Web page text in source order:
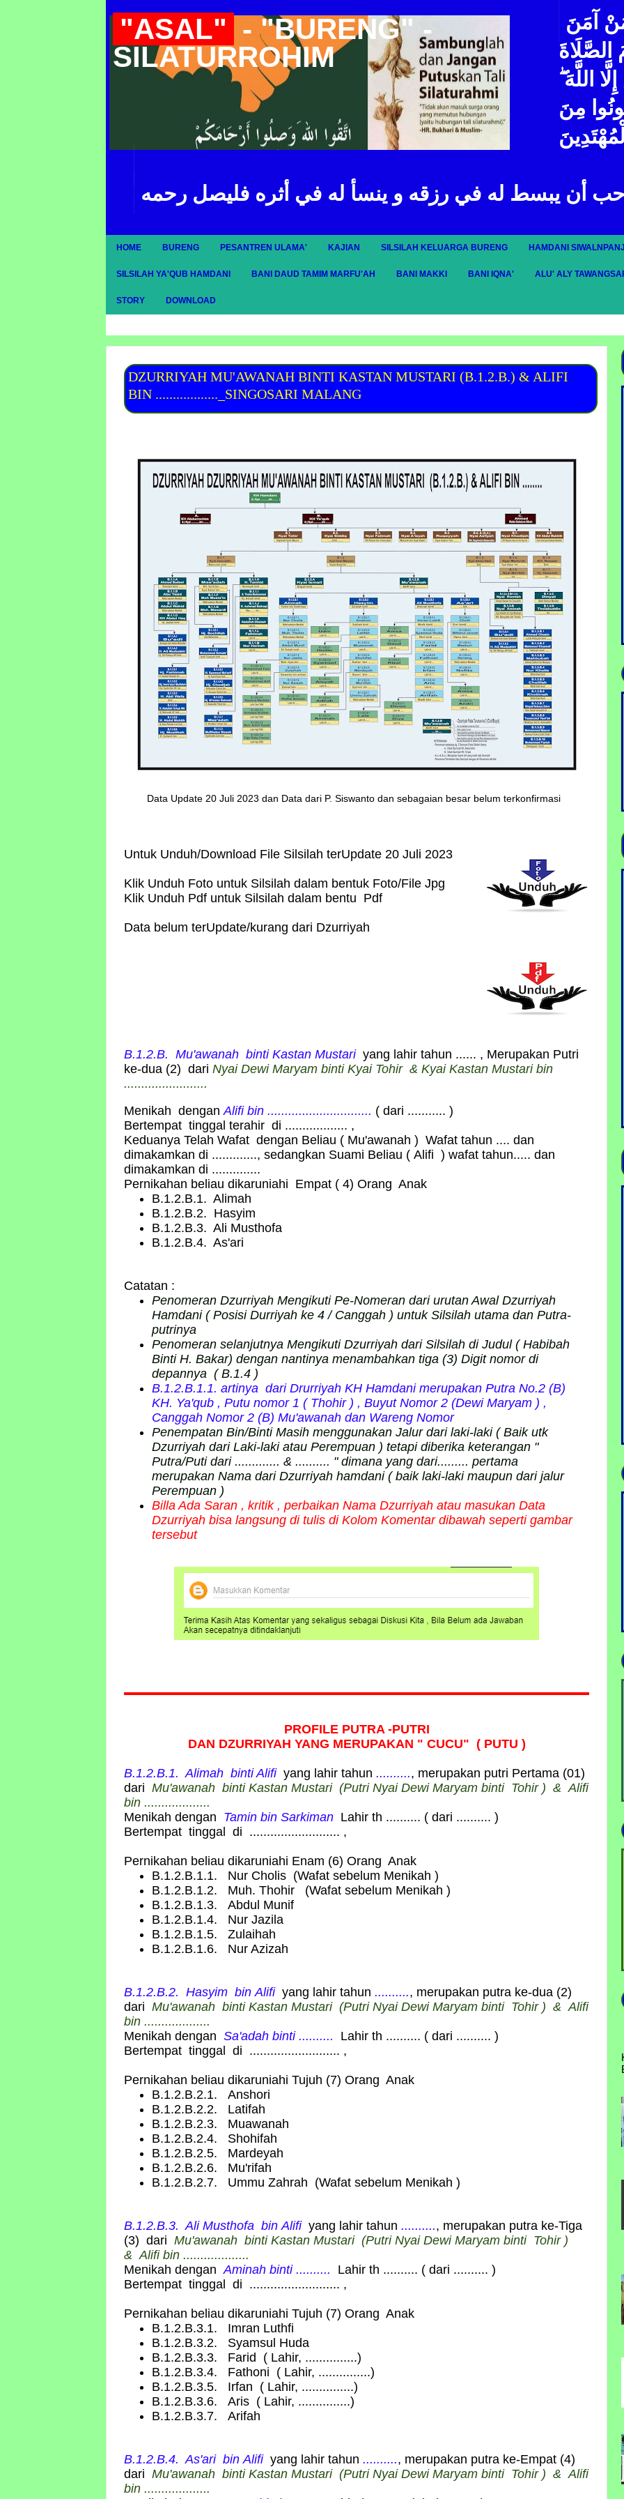
"ASAL" - "BURENG" -
SILATURROHIM
آمَنَ
الصَّلَاةَ
اللَّهَ
مِنَ
أن يبسط له في رزقه و ينسأ له في أثره فليصل رحمه
HOME BURENG PESANTREN ULAMA' KAJIAN SILSILAH KELUARGA BURENG HAMDANI SIWALNPANJI
SILSILAH YA'QUB HAMDANI BANI DAUD TAMIM MARFU'AH BANI MAKKI BANI IQNA' ALU' ALY
STORY DOWNLOAD
DZURRIYAH MU'AWANAH BINTI KASTAN MUSTARI (B.1.2.B.) & ALIFI
BIN .................._SINGOSARI MALANG
Data Update 20 Juli 2023 dan Data dari P. Siswanto dan sebagaian besar belum terkonfirmasi
Untuk Unduh/Download File Silsilah terUpdate 20 Juli 2023
Klik Unduh Foto untuk Silsilah dalam bentuk Foto/File Jpg
Klik Unduh Pdf untuk Silsilah dalam bentu Pdf
Data belum terUpdate/kurang dari Dzurriyah
B.1.2.B. Mu'awanah binti Kastan Mustari yang lahir tahun ...... , Merupakan Putri
ke-dua (2) dari Nyai Dewi Maryam binti Kyai Tohir & Kyai Kastan Mustari bin
........................
Menikah denganAlifi bin .............................. ( dari ........... )
Bertempat tinggal terahir di .................. ,
Keduanya Telah Wafat dengan Beliau ( Mu'awanah ) Wafat tahun .... dan
dimakamkan di ............., sedangkan Suami Beliau ( Alifi ) wafat tahun..... dan
dimakamkan di ..............
Pernikahan beliau dikaruniahi Empat ( 4) Orang Anak
B.1.2.B.1. Alimah
B.1.2.B.2. Hasyim
B.1.2.B.3. Ali Musthofa
B.1.2.B.4. As'ari
Catatan :
Penomeran Dzurriyah Mengikuti Pe-Nomeran dari urutan Awal Dzurriyah
Hamdani ( Posisi Durriyah ke 4 / Canggah ) untuk Silsilah utama dan Putra-
putrinya
Penomeran selanjutnya Mengikuti Dzurriyah dari Silsilah di Judul ( Habibah
Binti H. Bakar) dengan nantinya menambahkan tiga (3) Digit nomor di
depannya ( B.1.4 )
B.1.2.B.1.1. artinya dari Drurriyah KH Hamdani merupakan Putra No.2 (B)
KH. Ya'qub , Putu nomor 1 ( Thohir ) , Buyut Nomor 2 (Dewi Maryam ) ,
Canggah Nomor 2 (B) Mu'awanah dan Wareng Nomor
Penempatan Bin/Binti Masih menggunakan Jalur dari laki-laki ( Baik utk
Dzurriyah dari Laki-laki atau Perempuan ) tetapi diberika keterangan "
Putra/Puti dari ............. & .......... " dimana yang dari......... pertama
merupakan Nama dari Dzurriyah hamdani ( baik laki-laki maupun dari jalur
Perempuan )
Billa Ada Saran , kritik , perbaikan Nama Dzurriyah atau masukan Data
Dzurriyah bisa langsung di tulis di Kolom Komentar dibawah seperti gambar
tersebut
PROFILE PUTRA -PUTRI
DAN DZURRIYAH YANG MERUPAKAN " CUCU" ( PUTU )
B.1.2.B.1. Alimah bintiAlifi yang lahir tahun .........., merupakan putri Pertama (01)
dari Mu'awanah binti Kastan Mustari (Putri Nyai Dewi Maryam binti Tohir ) &Alifi
bin ...................
Menikah dengan Tamin bin Sarkiman Lahir th .......... ( dari .......... )
Bertempat tinggal di .......................... ,
Pernikahan beliau dikaruniahi Enam (6) Orang Anak
B.1.2.B.1.1. Nur Cholis (Wafat sebelum Menikah )
B.1.2.B.1.2. Muh. Thohir (Wafat sebelum Menikah )
B.1.2.B.1.3. Abdul Munif
B.1.2.B.1.4. Nur Jazila
B.1.2.B.1.5. Zulaihah
B.1.2.B.1.6. Nur Azizah
B.1.2.B.2. Hasyim binAlifi yang lahir tahun .........., merupakan putra ke-dua (2)
dari Mu'awanah binti Kastan Mustari (Putri Nyai Dewi Maryam binti Tohir ) &Alifi
bin ...................
Menikah dengan Sa'adah binti ..........
Lahir th .......... ( dari .......... )
Bertempat tinggal di .......................... ,
Pernikahan beliau dikaruniahi Tujuh (7) Orang Anak
B.1.2.B.2.1. Anshori
B.1.2.B.2.2. Latifah
B.1.2.B.2.3. Muawanah
B.1.2.B.2.4. Shohifah
B.1.2.B.2.5. Mardeyah
B.1.2.B.2.6. Mu'rifah
B.1.2.B.2.7. Ummu Zahrah (Wafat sebelum Menikah )
B.1.2.B.3. Ali Musthofa binAlifi yang lahir tahun .........., merupakan putra ke-Tiga
(3) dari Mu'awanah binti Kastan Mustari (Putri Nyai Dewi Maryam binti Tohir )
&Alifi bin ...................
Menikah denganAminah binti ..........
Lahir th .......... ( dari .......... )
Bertempat tinggal di .......................... ,
Pernikahan beliau dikaruniahi Tujuh (7) Orang Anak
B.1.2.B.3.1. Imran Luthfi
B.1.2.B.3.2. Syamsul Huda
B.1.2.B.3.3. Farid ( Lahir, ...............)
B.1.2.B.3.4. Fathoni ( Lahir, ...............)
B.1.2.B.3.5. Irfan ( Lahir, ...............)
B.1.2.B.3.6. Aris ( Lahir, ...............)
B.1.2.B.3.7. Arifah
B.1.2.B.4. As'aribinAlifi yang lahir tahun .........., merupakan putra ke-Empat (4)
dari Mu'awanah binti Kastan Mustari (Putri Nyai Dewi Maryam binti Tohir ) &Alifi
bin ...................